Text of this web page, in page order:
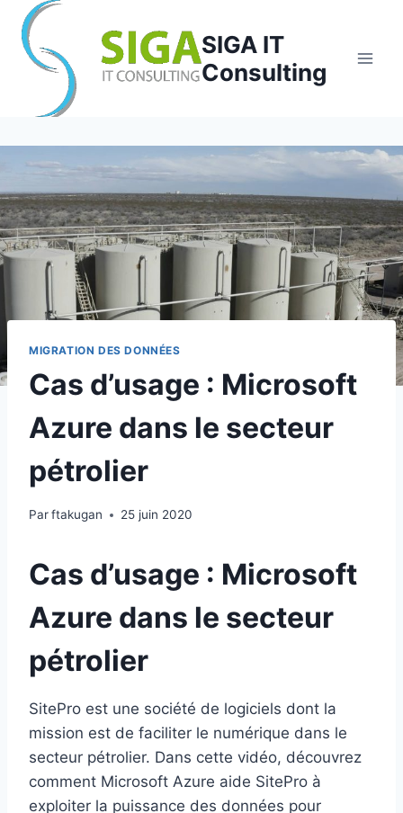
Aller
contenu
SIGA IT
Consulting
MIGRATION DES DONNÉES
Cas d’usage : Microsoft
Azure dans le secteur
pétrolier
Parftakugan 25 juin 2020
Cas d’usage : Microsoft
Azure dans le secteur
pétrolier
SitePro est une société de logiciels dont la
mission est de faciliter le numérique dans le
secteur pétrolier. Dans cette vidéo, découvrez
comment Microsoft Azure aide SitePro à
exploiter la puissance des données pour